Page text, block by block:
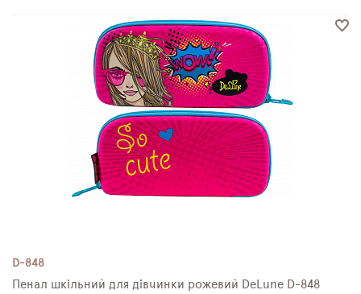
D-848
Пенал шкільний для дівчинки рожевий DeLune D-848